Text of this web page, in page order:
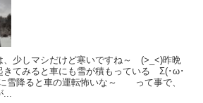
、少しマシだけど寒いですね～ (>_<)昨晩
きてみると車にも雪が積もっている Σ(･ω･
雪降ると車の運転怖いな～ って事で、